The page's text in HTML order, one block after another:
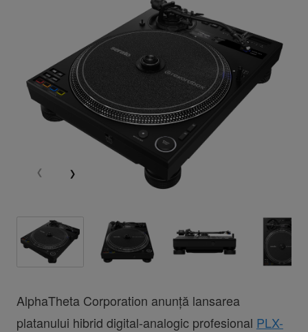
AlphaTheta Corporation anunță lansarea
platanului hibrid digital-analogic profesional PLX-